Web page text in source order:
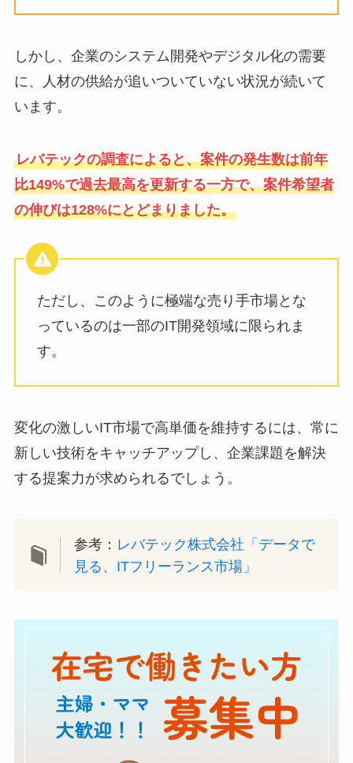
しかし、企業のシステム開発やデジタル化の需要
に、人材の供給が追いついていない状況が続いて
います。
レバテックの調査によると、案件の発生数は前年
比149%で過去最高を更新する一方で、案件希望者
の伸びは128%にとどまりました。
ただし、このように極端な売り手市場とな
っているのは一部のIT開発領域に限られま
す。
変化の激しいIT市場で高単価を維持するには、常に
新しい技術をキャッチアップし、企業課題を解決
する提案力が求められるでしょう。
参考： レバテック株式会社「データで
見る、ITフリーランス市場」